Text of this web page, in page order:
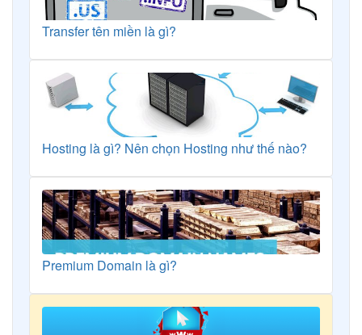
Transfer tên miền là gì?
Hosting là gì? Nên chọn Hosting như thế nào?
Premium Domain là gì?